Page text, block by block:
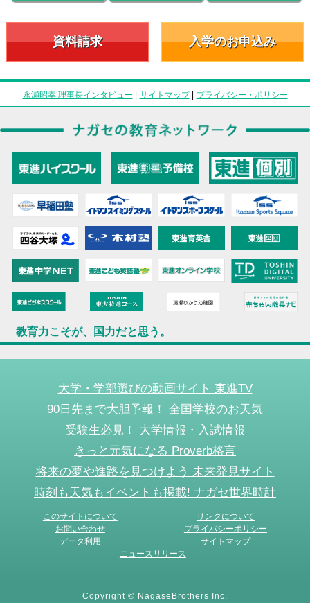
資料請求 入学のお申込み
永瀬昭幸 理事長インタビュー | サイトマップ| プライバシー・ポリシー
教育力こそが、国力だと思う。
大学・学部選びの動画サイト 東進TV
90日先まで大胆予報！ 全国学校のお天気
受験生必見！ 大学情報・入試情報
きっと元気になる Proverb格言
将来の夢や進路を見つけよう 未来発見サイト
時刻も天気もイベントも掲載! ナガセ世界時計
このサイトについて
リンクについて
お問い合わせ
プライバシーポリシー
データ利用
サイトマップ
ニュースリリース
Copyright © NagaseBrothers Inc.